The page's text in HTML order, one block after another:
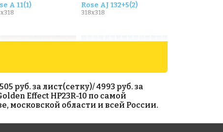
A 11(1) Rose AJ 132+5(2)
318x318
руб. за лист(сетку)/ 4993 руб. за
Effect HP23R-10 по самой
московской области и всей России.